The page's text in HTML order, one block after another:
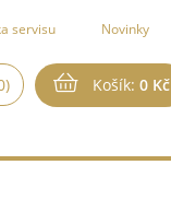
servisu Novinky
Košík:0 Kč